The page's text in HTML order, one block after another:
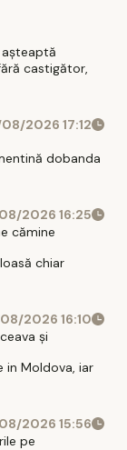
așteaptă
castigător,
2026 17:12
dobanda
2026 16:25
cămine
chiar
2026 16:10
și
in Moldova, iar
2026 15:56
pe